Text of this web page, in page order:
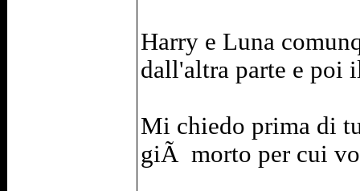
Harry e Luna
dall'altra parte e poi
Mi chiedo prima di
giÃ morto per cui